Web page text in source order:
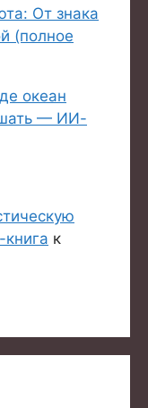
От знака
(полное
океан
— ИИ-
к